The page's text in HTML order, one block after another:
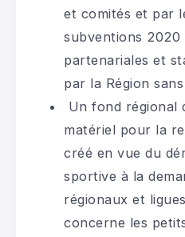
et comités et par
subventions 2020
partenariales et
par la Région
Un fond régional
matériel pour la
créé en vue du
sportive à la
régionaux et
concerne les